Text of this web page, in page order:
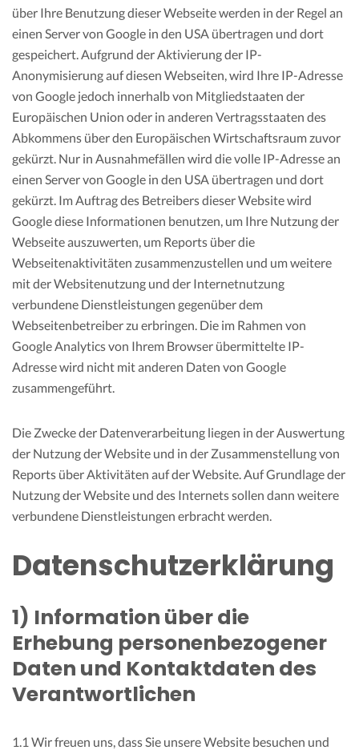
über Ihre Benutzung dieser Webseite werden in der Regel an
einen Server von Google in den USA übertragen und dort
gespeichert. Aufgrund der Aktivierung der IP-
Anonymisierung auf diesen Webseiten, wird Ihre IP-Adresse
von Google jedoch innerhalb von Mitgliedstaaten der
Europäischen Union oder in anderen Vertragsstaaten des
Abkommens über den Europäischen Wirtschaftsraum zuvor
gekürzt. Nur in Ausnahmefällen wird die volle IP-Adresse an
einen Server von Google in den USA übertragen und dort
gekürzt. Im Auftrag des Betreibers dieser Website wird
Google diese Informationen benutzen, um Ihre Nutzung der
Webseite auszuwerten, um Reports über die
Webseitenaktivitäten zusammenzustellen und um weitere
mit der Websitenutzung und der Internetnutzung
verbundene Dienstleistungen gegenüber dem
Webseitenbetreiber zu erbringen. Die im Rahmen von
Google Analytics von Ihrem Browser übermittelte IP-
Adresse wird nicht mit anderen Daten von Google
zusammengeführt.
Die Zwecke der Datenverarbeitung liegen in der Auswertung
der Nutzung der Website und in der Zusammenstellung von
Reports über Aktivitäten auf der Website. Auf Grundlage der
Nutzung der Website und des Internets sollen dann weitere
verbundene Dienstleistungen erbracht werden.
Datenschutzerklärung
1) Information über die
Erhebung personenbezogener
Daten und Kontaktdaten des
Verantwortlichen
1.1 Wir freuen uns, dass Sie unsere Website besuchen und